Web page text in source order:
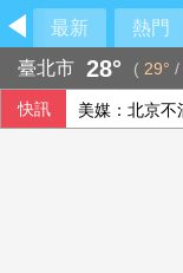
最新 熱門
臺北市 28° ( 29° /
快訊 美媒：北京